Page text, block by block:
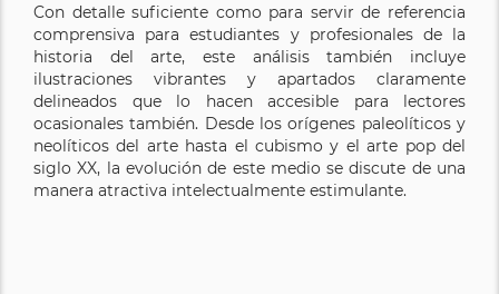
Con detalle suficiente como para servir de referencia
comprensiva para estudiantes y profesionales de la
historia del arte, este análisis también incluye
ilustraciones vibrantes y apartados claramente
delineados que lo hacen accesible para lectores
ocasionales también. Desde los orígenes paleolíticos y
neolíticos del arte hasta el cubismo y el arte pop del
siglo XX, la evolución de este medio se discute de una
manera atractiva intelectualmente estimulante.